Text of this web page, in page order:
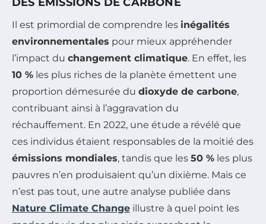
Il est primordial de comprendre les inégalités
environnementales pour mieux appréhender
l’impact du changement climatique. En effet, les
10 % les plus riches de la planète émettent une
proportion démesurée du dioxyde de carbone,
contribuant ainsi à l’aggravation du
réchauffement. En 2022, une étude a révélé que
ces individus étaient responsables de la moitié des
émissions mondiales, tandis que les 50 % les plus
pauvres n’en produisaient qu’un dixième. Mais ce
n’est pas tout, une autre analyse publiée dans
Nature Climate Change illustre à quel point les